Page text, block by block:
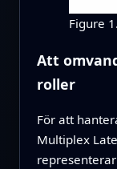
Figure 1.
Att
roller
För att
Multiplex